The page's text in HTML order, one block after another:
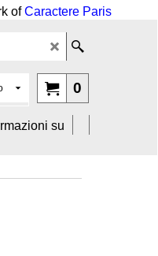
Caractere Paris
0
su